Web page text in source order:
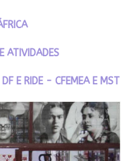
ATIVIDADES
E RIDE - CFEMEA E MST